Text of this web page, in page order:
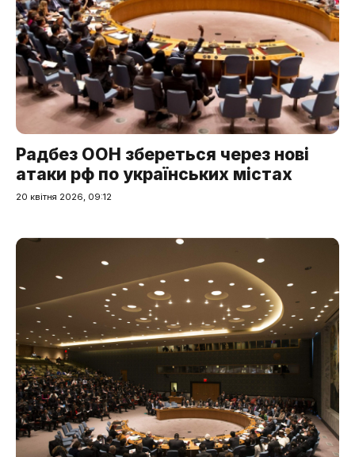
Радбез ООН збереться через нові
атаки рф по українських містах
20 квітня 2026, 09:12